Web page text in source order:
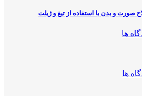
صورت و بدن با استفاده از تیغ و ژیلت
ها
ها